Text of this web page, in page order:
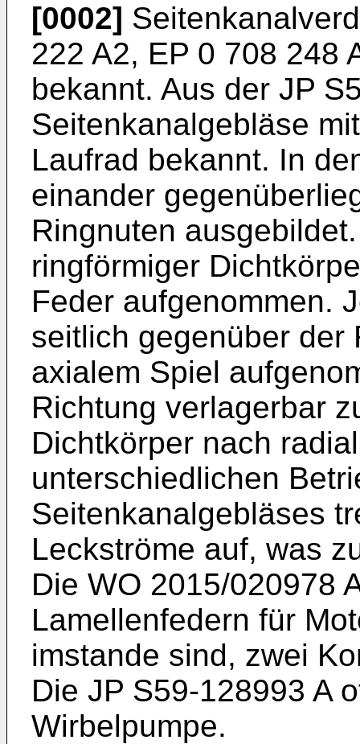
[0002]
222 A2, EP 0 708 248
bekannt. Aus der JP
Seitenkanalgebläse
Laufrad bekannt. In
einander
Ringnuten
ringförmiger
Feder aufgenommen.
seitlich gegenüber der
axialem Spiel
Richtung verlagerbar
Dichtkörper nach
unterschiedlichen
Seitenkanalgebläses
Leckströme auf, was
Die WO 2015/020978
Lamellenfedern für
imstande sind, zwei
Die JP S59-128993 A
Wirbelpumpe.